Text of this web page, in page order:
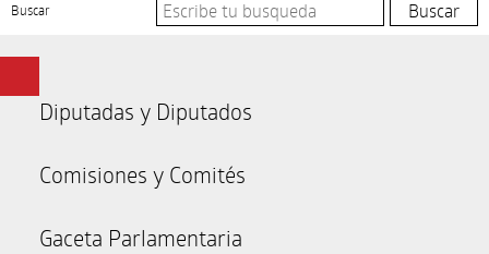
Buscar
Diputadas y Diputados
Comisiones y Comités
Gaceta Parlamentaria